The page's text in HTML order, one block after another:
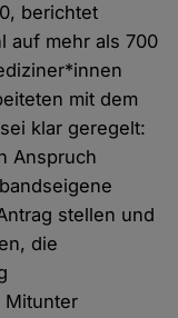
berichtet
auf mehr als 700
mit dem
klar geregelt:
Anspruch
stellen und
die
Mitunter